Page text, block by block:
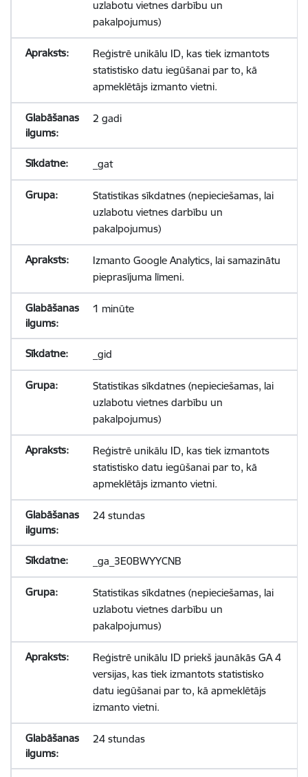
uzlabotu vietnes darbību un
pakalpojumus)
Reģistrē unikālu ID, kas tiek izmantots
statistisko datu iegūšanai par to, kā
apmeklētājs izmanto vietni.
2 gadi
_gat
Statistikas sīkdatnes (nepieciešamas, lai
uzlabotu vietnes darbību un
pakalpojumus)
Izmanto Google Analytics, lai samazinātu
pieprasījuma līmeni.
1 minūte
_gid
Statistikas sīkdatnes (nepieciešamas, lai
uzlabotu vietnes darbību un
pakalpojumus)
Reģistrē unikālu ID, kas tiek izmantots
statistisko datu iegūšanai par to, kā
apmeklētājs izmanto vietni.
24 stundas
_ga_3E0BWYYCNB
Statistikas sīkdatnes (nepieciešamas, lai
uzlabotu vietnes darbību un
pakalpojumus)
Reģistrē unikālu ID priekš jaunākās GA 4
versijas, kas tiek izmantots statistisko
datu iegūšanai par to, kā apmeklētājs
izmanto vietni.
24 stundas